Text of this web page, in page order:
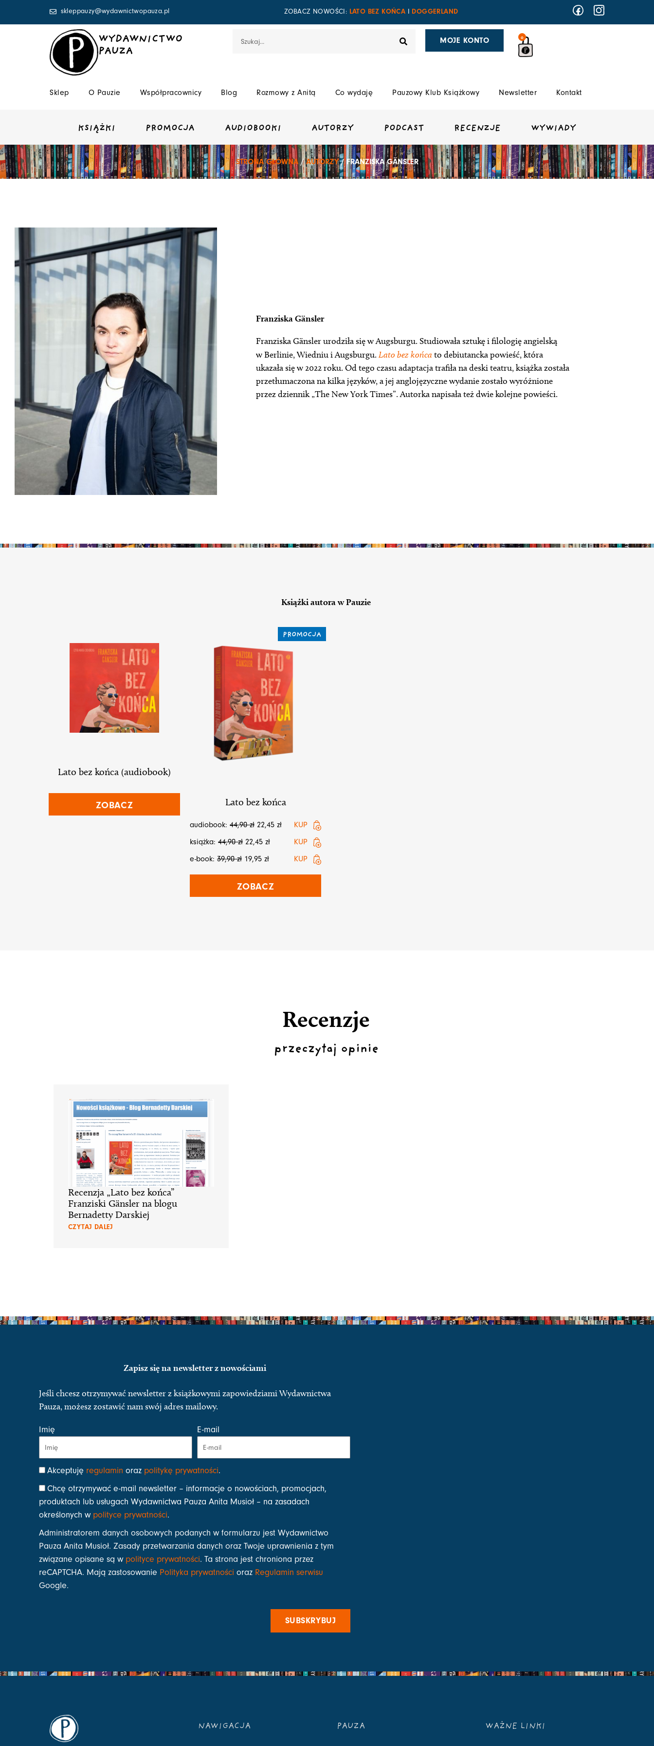
skleppauzy@wydawnictwopauza.pl ZOBACZ NOWOŚCI: LATO BEZ KOŃCA DOGGERLAND
WYDAWNICTWO
PAUZA
MOJE KONTO 0
Sklep O Pauzie Współpracownicy Blog Rozmowy z Anitą Co wydaję Pauzowy Klub Książkowy Newsletter Kontakt
KSIĄŻKI PROMOCJA AUDIOBOOKI AUTORZY PODCAST RECENZJE WYWIADY
STRONA GŁÓWNA/AUTORZY/ FRANZISKA GÄNSLER
Franziska Gänsler
Franziska Gänsler urodziła się w Augsburgu. Studiowała sztukę i filologię angielską
w Berlinie, Wiedniu i Augsburgu. Lato bez końca to debiutancka powieść, która
ukazała się w 2022 roku. Od tego czasu adaptacja trafiła na deski teatru, książka została
przetłumaczona na kilka języków, a jej anglojęzyczne wydanie zostało wyróżnione
przez dziennik „The New York Times”. Autorka napisała też dwie kolejne powieści.
Książki autora w Pauzie
Lato bez końca (audiobook)
ZOBACZ
PROMOCJA
Lato bez końca
audiobook: 44,90zł 22,45 zł
KUP
książka: 44,90zł 22,45 zł
KUP
e-book: 39,90zł 19,95 zł KUP
ZOBACZ
Recenzje
przeczytaj opinie
Recenzja „Lato bez końca”
Franziski Gänsler na blogu
Bernadetty Darskiej
CZYTAJ DALEJ
Zapisz się na newsletter z nowościami
Jeśli chcesz otrzymywać newsletter z książkowymi zapowiedziami Wydawnictwa
Pauza, możesz zostawić nam swój adres mailowy.
Imię E-mail
Akceptuję regulamin oraz politykę prywatności.
Chcę otrzymywać e-mail newsletter – informacje o nowościach, promocjach,
produktach lub usługach Wydawnictwa Pauza Anita Musioł – na zasadach
określonych w polityce prywatności.
Administratorem danych osobowych podanych w formularzu jest Wydawnictwo
Pauza Anita Musioł. Zasady przetwarzania danych oraz Twoje uprawnienia z tym
związane opisane są w polityce prywatności. Ta strona jest chroniona przez
reCAPTCHA. Mają zastosowanie Polityka prywatności oraz Regulamin serwisu
Google.
SUBSKRYBUJ
NAWIGACJA PAUZA WAŻNE LINKI